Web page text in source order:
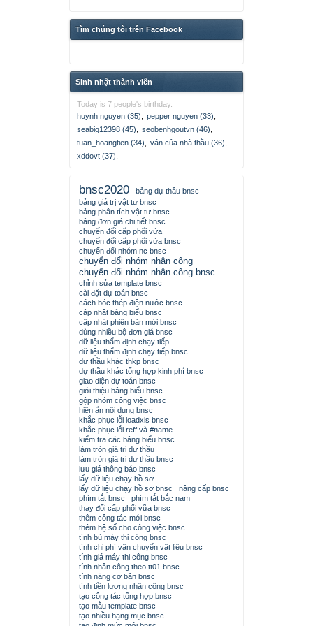
Tìm chúng tôi trên Facebook
Sinh nhật thành viên
Today is 7 people's birthday.
huynh nguyen (35)
pepper nguyen (33)
seabig12398 (45)
seobenhgoutvn (46)
tuan_hoangtien (34)
ván của nhà thầu (36)
xddovt (37)
bnsc2020
bảng dự thầu bnsc
bảng giá trị vật tư bnsc
bảng phân tích vật tư bnsc
bảng đơn giá chi tiết bnsc
chuyển đổi cấp phối vữa
chuyển đổi cấp phối vữa bnsc
chuyển đổi nhóm nc bnsc
chuyển đổi nhóm nhân công
chuyển đổi nhóm nhân công bnsc
chỉnh sửa template bnsc
cài đặt dự toán bnsc
cách bóc thép điện nước bnsc
cập nhật bảng biểu bnsc
cập nhật phiên bản mới bnsc
dùng nhiều bộ đơn giá bnsc
dữ liệu thẩm định chạy tiếp
dữ liệu thẩm định chạy tiếp bnsc
dự thầu khác thkp bnsc
dự thầu khác tổng hợp kinh phí bnsc
giao diện dự toán bnsc
giới thiệu bảng biểu bnsc
gộp nhóm công việc bnsc
hiện ẩn nội dung bnsc
khắc phục lỗi loadxls bnsc
khắc phục lỗi reff và #name
kiểm tra các bảng biểu bnsc
làm tròn giá trị dự thầu
làm tròn giá trị dự thầu bnsc
lưu giá thông báo bnsc
lấy dữ liệu chạy hồ sơ
lấy dữ liệu chạy hồ sơ bnsc
nâng cấp bnsc
phím tắt bnsc
phím tắt bắc nam
thay đổi cấp phối vữa bnsc
thêm công tác mới bnsc
thêm hệ số cho công việc bnsc
tính bù máy thi công bnsc
tính chi phí vận chuyển vật liệu bnsc
tính giá máy thi công bnsc
tính nhân công theo tt01 bnsc
tính năng cơ bản bnsc
tính tiền lương nhân công bnsc
tạo công tác tổng hợp bnsc
tạo mẫu template bnsc
tạo nhiều hạng mục bnsc